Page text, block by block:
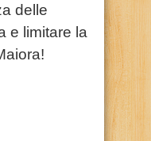
delle
e limitare la